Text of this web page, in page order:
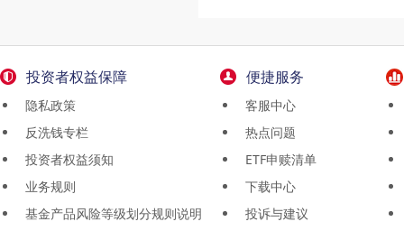
投资者权益保障
隐私政策
反洗钱专栏
投资者权益须知
业务规则
基金产品风险等级划分规则说明
便捷服务
客服中心
热点问题
ETF申赎清单
下载中心
投诉与建议